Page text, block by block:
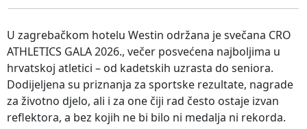
U zagrebačkom hotelu Westin održana je svečana CRO
ATHLETICS GALA 2026., večer posvećena najboljima u
hrvatskoj atletici – od kadetskih uzrasta do seniora.
Dodijeljena su priznanja za sportske rezultate, nagrade
za životno djelo, ali i za one čiji rad često ostaje izvan
reflektora, a bez kojih ne bi bilo ni medalja ni rekorda.